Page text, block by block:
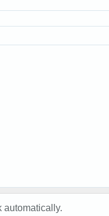
automatically.